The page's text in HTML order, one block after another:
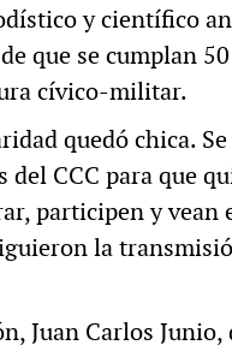
y científico
que se cumplan
cívico-militar.
quedó chica.
del CCC para que
participen y vean
la
Juan Carlos